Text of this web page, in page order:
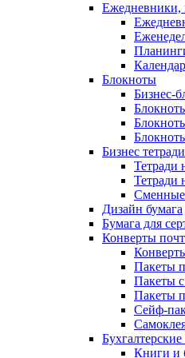
Ежедневники,
Блокноты
Бизнес-
Бизнес тетради
Тетради
Тетради
Сменные
Дизайн бумага
Бумага для
Конверты
Пакеты
Пакеты
Пакеты
Сейф-
Книги и